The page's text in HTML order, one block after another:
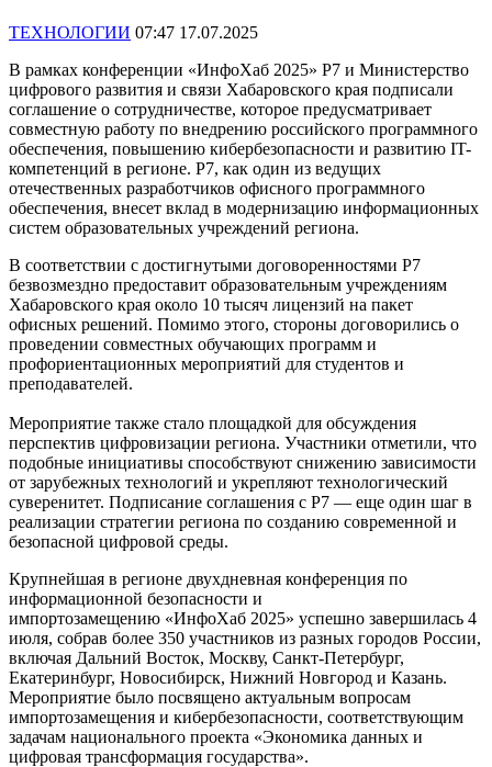
ТЕХНОЛОГИИ 07:47 17.07.2025
В рамках конференции «ИнфоХаб 2025» Р7 и Министерство
цифрового развития и связи Хабаровского края подписали
соглашение о сотрудничестве, которое предусматривает
совместную работу по внедрению российского программного
обеспечения, повышению кибербезопасности и развитию IT-
компетенций в регионе. Р7, как один из ведущих
отечественных разработчиков офисного программного
обеспечения, внесет вклад в модернизацию информационных
систем образовательных учреждений региона.
В соответствии с достигнутыми договоренностями Р7
безвозмездно предоставит образовательным учреждениям
Хабаровского края около 10 тысяч лицензий на пакет
офисных решений. Помимо этого, стороны договорились о
проведении совместных обучающих программ и
профориентационных мероприятий для студентов и
преподавателей.
Мероприятие также стало площадкой для обсуждения
перспектив цифровизации региона. Участники отметили, что
подобные инициативы способствуют снижению зависимости
от зарубежных технологий и укрепляют технологический
суверенитет. Подписание соглашения с Р7 — еще один шаг в
реализации стратегии региона по созданию современной и
безопасной цифровой среды.
Крупнейшая в регионе двухдневная конференция по
информационной безопасности и
импортозамещению «ИнфоХаб 2025» успешно завершилась 4
июля, собрав более 350 участников из разных городов России,
включая Дальний Восток, Москву, Санкт-Петербург,
Екатеринбург, Новосибирск, Нижний Новгород и Казань.
Мероприятие было посвящено актуальным вопросам
импортозамещения и кибербезопасности, соответствующим
задачам национального проекта «Экономика данных и
цифровая трансформация государства».